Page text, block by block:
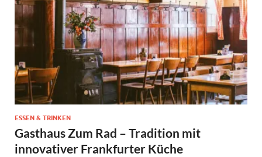
ESSEN & TRINKEN
Gasthaus Zum Rad – Tradition mit
innovativer Frankfurter Küche